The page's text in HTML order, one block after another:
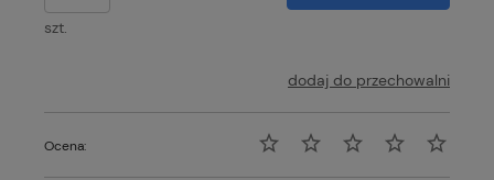
szt.
dodaj do przechowalni
Ocena: